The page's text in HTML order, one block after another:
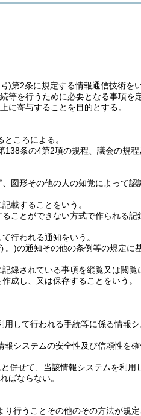
)第2条に規定する情報通信技術を
を行うために必要となる事項を
に寄与することを目的とする。
ところによる。
138条の4第2項の規程、議会の規
形その他の人の知覚によって認
載することをいう。
とができない方式で作られる
行われる通知をいう。
。)の通知その他の条例等の規定に
されている事項を縦覧又は閲覧
成し、又は保存することをいう。
して行われる手続等に係る情報シ
システムの安全性及び信頼性を
併せて、当該情報システムを利
ばならない。
行うことその他のその方法が規